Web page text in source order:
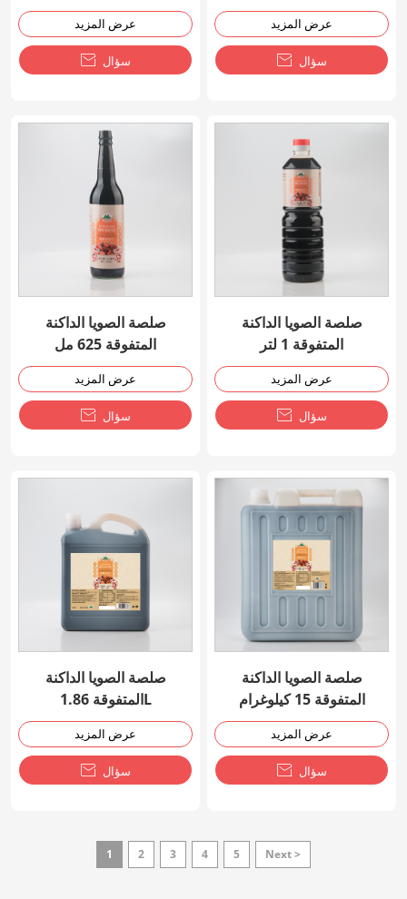
عرض المزيد
 سؤال
عرض المزيد
 سؤال
صلصة الصويا الداكنة
المتفوقة 625 مل
عرض المزيد
 سؤال
صلصة الصويا الداكنة
المتفوقة 1 لتر
عرض المزيد
 سؤال
صلصة الصويا الداكنة
المتفوقة 1.86L
عرض المزيد
 سؤال
صلصة الصويا الداكنة
المتفوقة 15 كيلوغرام
عرض المزيد
 سؤال
1 2 3 4 5 Next >